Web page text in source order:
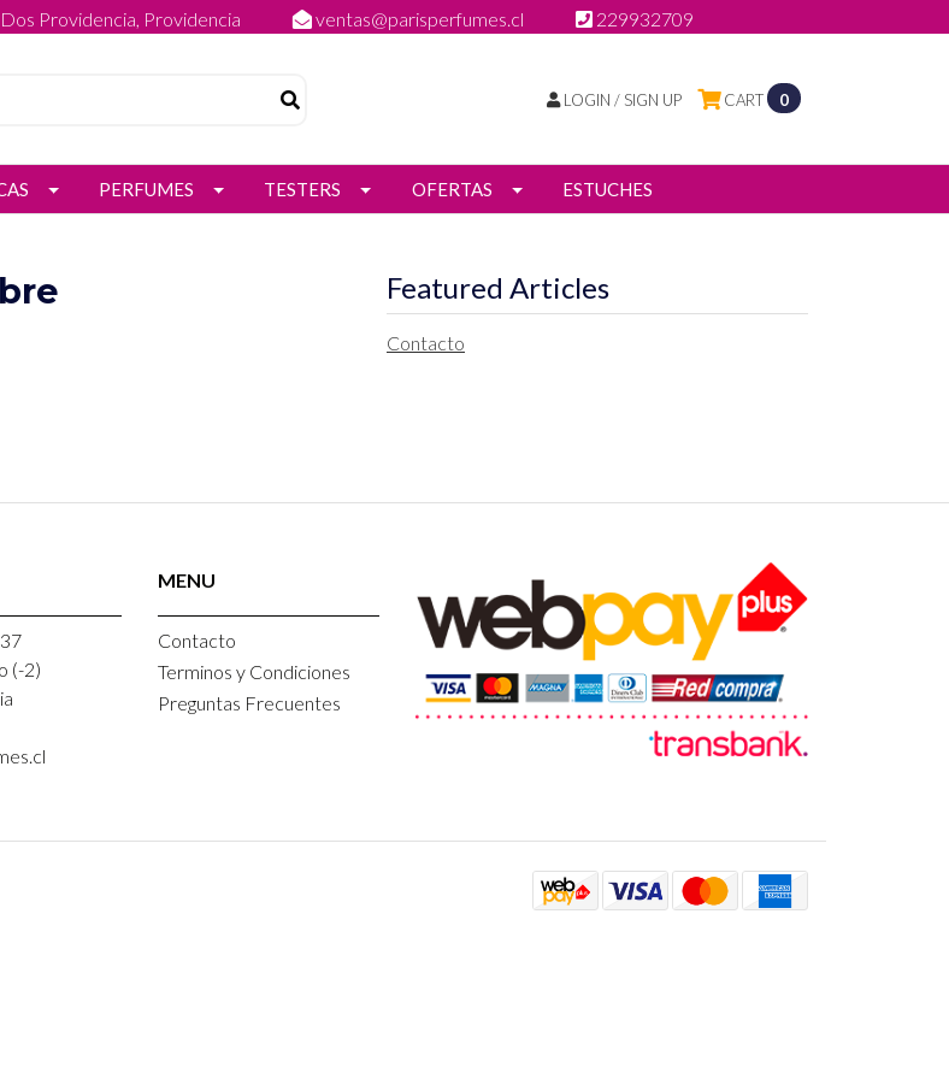
Providencia, Providencia ventas@parisperfumes.cl 229932709
CART 0
LOGIN / SIGN UP
PERFUMES TESTERS OFERTAS ESTUCHES
Featured Articles
Contacto
(-2)
MENU
Contacto
Terminos y Condiciones
Preguntas Frecuentes